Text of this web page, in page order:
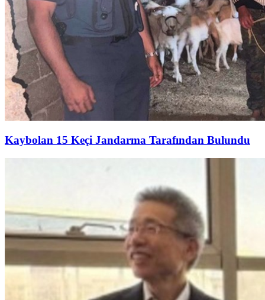
Kaybolan 15 Keçi Jandarma Tarafından Bulundu